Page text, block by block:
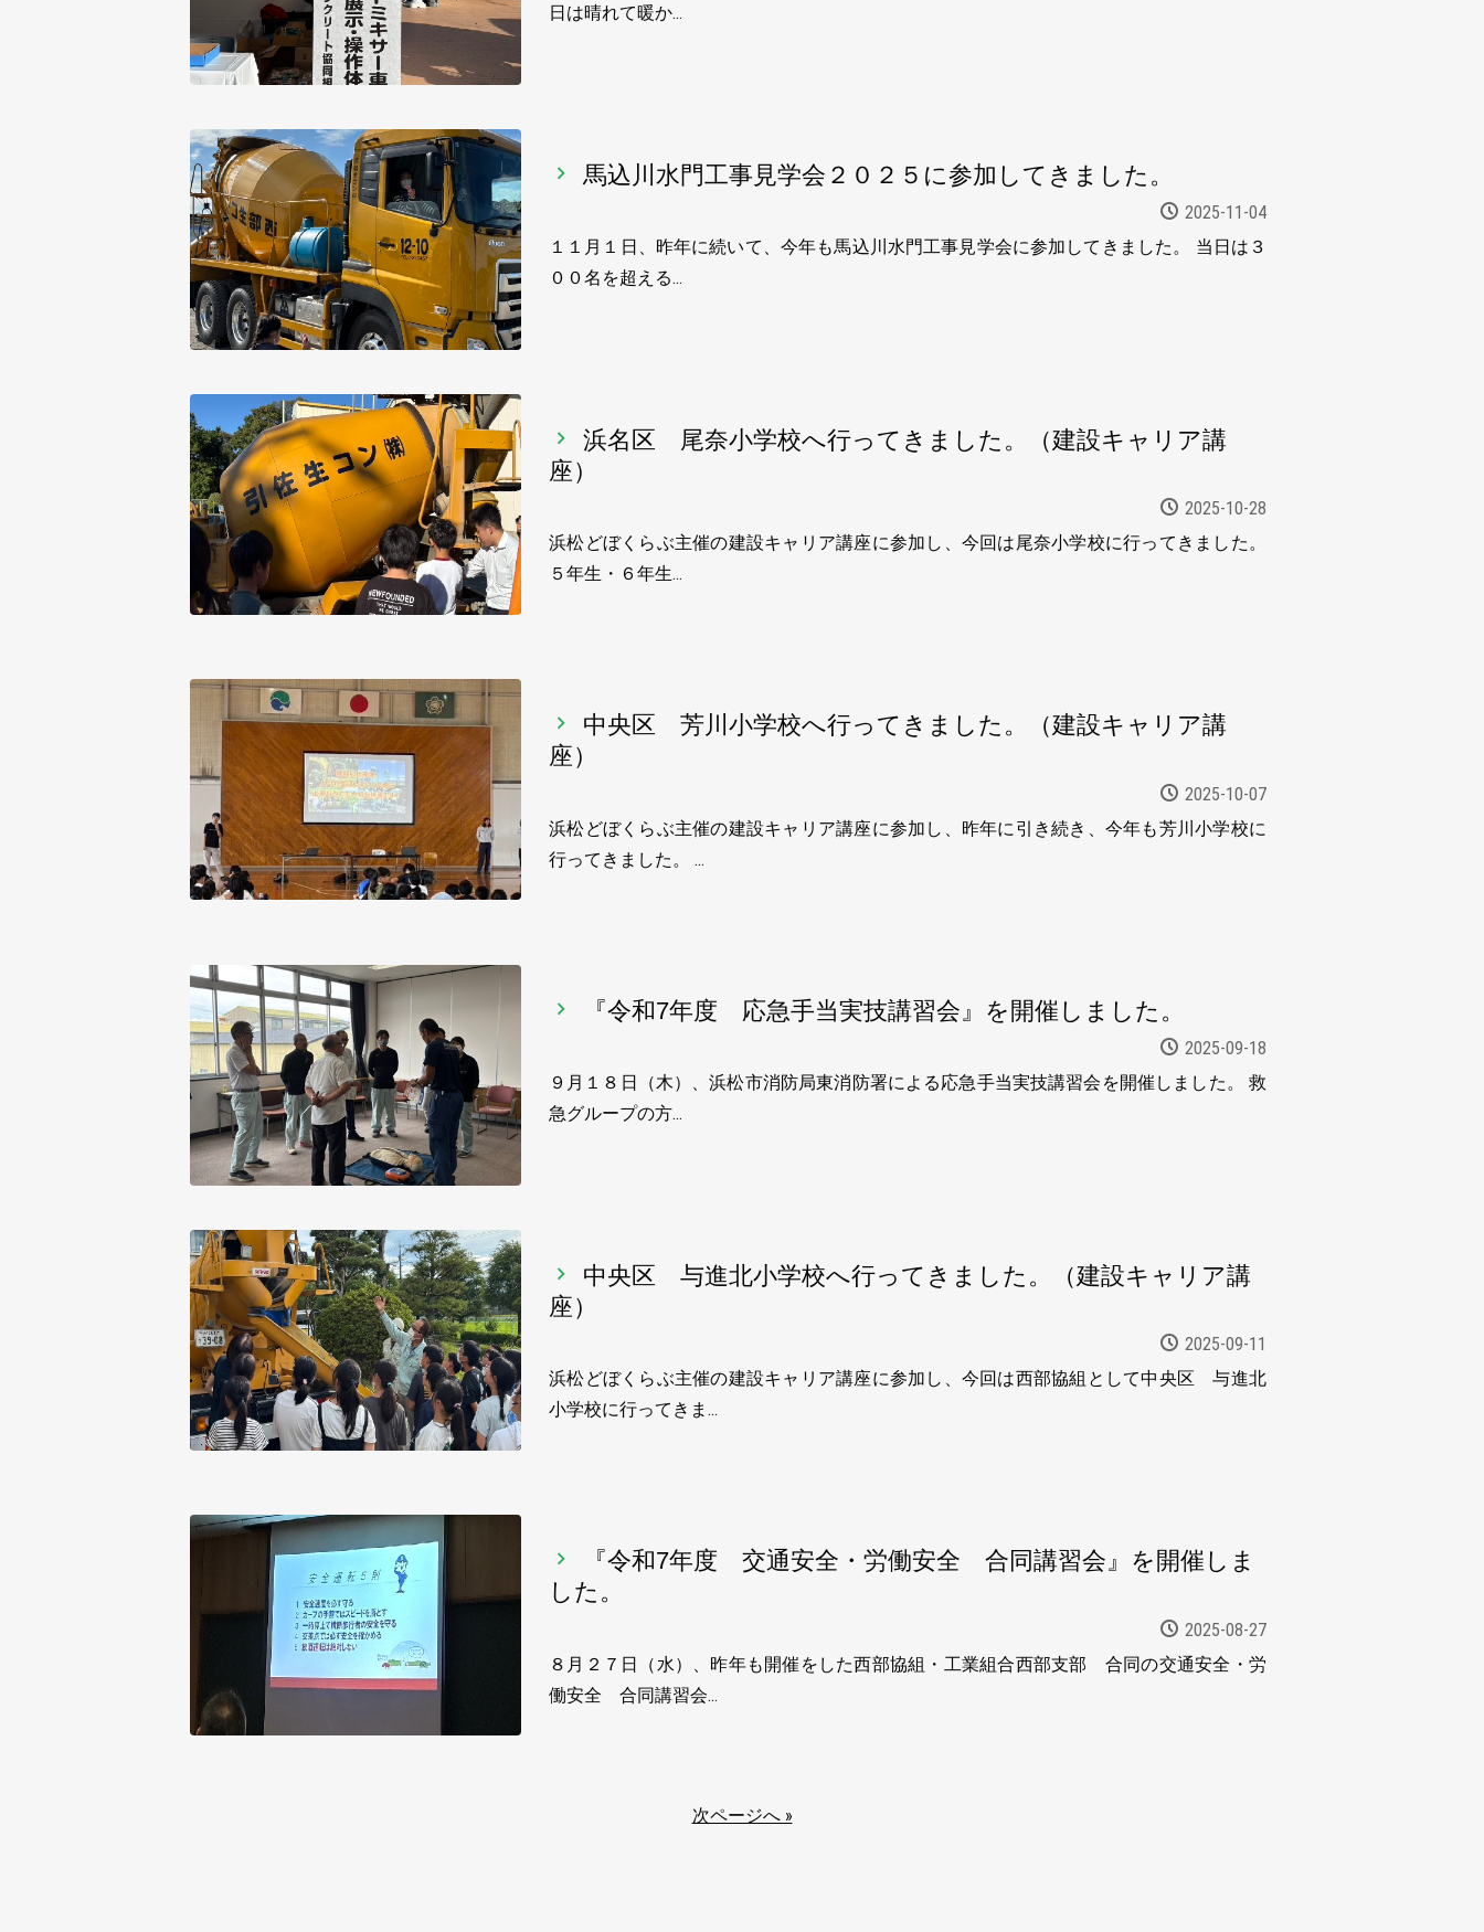
日は晴れて暖か…
馬込川水門工事見学会２０２５に参加してきました。
2025-11-04
１１月１日、昨年に続いて、今年も馬込川水門工事見学会に参加してきました。 当日は３
００名を超える…
浜名区 尾奈小学校へ行ってきました。（建設キャリア講
座）
2025-10-28
浜松どぼくらぶ主催の建設キャリア講座に参加し、今回は尾奈小学校に行ってきました。
５年生・６年生…
中央区 芳川小学校へ行ってきました。（建設キャリア講
座）
2025-10-07
浜松どぼくらぶ主催の建設キャリア講座に参加し、昨年に引き続き、今年も芳川小学校に
行ってきました。 …
『令和7年度 応急手当実技講習会』を開催しました。
2025-09-18
９月１８日（木）、浜松市消防局東消防署による応急手当実技講習会を開催しました。 救
急グループの方…
中央区 与進北小学校へ行ってきました。（建設キャリア講
座）
2025-09-11
浜松どぼくらぶ主催の建設キャリア講座に参加し、今回は西部協組として中央区 与進北
小学校に行ってきま…
『令和7年度 交通安全・労働安全 合同講習会』を開催しま
した。
2025-08-27
８月２７日（水）、昨年も開催をした西部協組・工業組合西部支部 合同の交通安全・労
働安全 合同講習会…
次ページへ »